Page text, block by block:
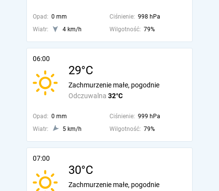
Opad: 0 mm Ciśnienie: 998 hPa
Wiatr:
4 km/h Wilgotność: 79%
06:00
29°C
Odczuwalna 32°C
Zachmurzenie małe, pogodnie
Opad: 0 mm Ciśnienie: 999 hPa
Wiatr:
5 km/h Wilgotność: 79%
07:00
30°C
Zachmurzenie małe, pogodnie